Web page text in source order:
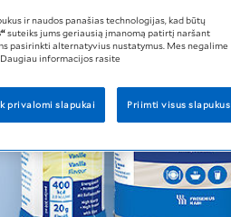
ir naudos panašias technologijas, kad būtų
suteiks jums geriausią įmanomą patirtį naršant
pasirinkti alternatyvius nustatymus. Mes negalime
informacijos rasite
privalomi slapukai Priimti visus slapukus